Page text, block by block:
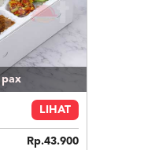
pax
LIHAT
Rp.43.900